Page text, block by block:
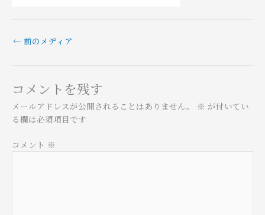
← 前のメディア
コメントを残す
メールアドレスが公開されることはありません。 ※ が付いてい
る欄は必須項目です
コメント ※